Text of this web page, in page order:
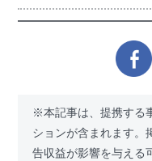
※本記事は、提携する
ションが含まれます。
告収益が影響を与える